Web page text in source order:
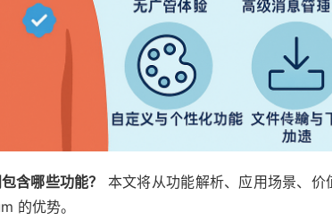
含哪些功能？
本文将从功能解析、应用场景、价
的优势。